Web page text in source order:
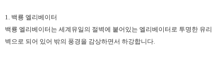
1. 백룡 엘리베이터
백룡 엘리베이터는 세계유일의 절벽에 붙어있는 엘리베이터로 투명한 유리
벽으로 되어 있어 밖의 풍경을 감상하면서 하강합니다.